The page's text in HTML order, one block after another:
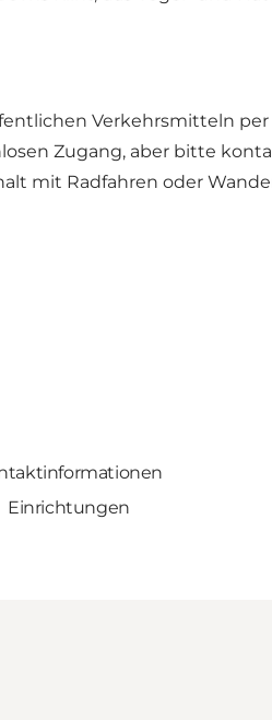
Verkehrsmitteln
Zugang, aber bitte
mit Radfahren oder
Einrichtungen